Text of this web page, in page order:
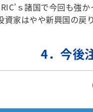
ｓ諸国で今回も強
資家はやや新興国の戻
4．今後